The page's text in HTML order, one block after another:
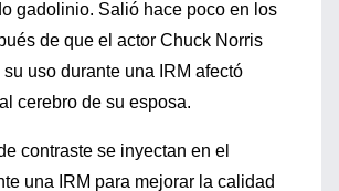
gadolinio. Salió hace poco en los
de que el actor Chuck Norris
uso durante una IRM afectó
cerebro de su esposa.
contraste se inyectan en el
una IRM para mejorar la calidad